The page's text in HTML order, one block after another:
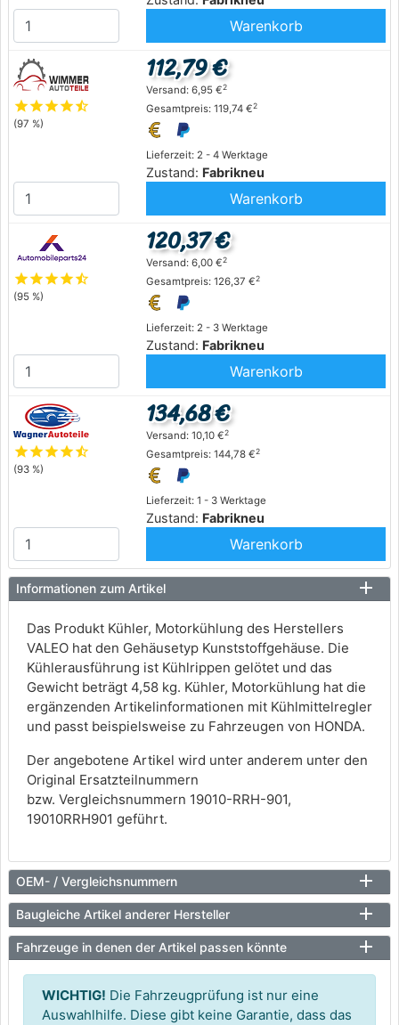
Warenkorb
starstarstarstarstar_half
(97 %)
Lieferzeit: 2 - 4 Werktage
Zustand: Fabrikneu
112,79 €
Versand: 6,95 €2
Gesamtpreis: 119,74 €2
Warenkorb
starstarstarstarstar_half
(95 %)
Lieferzeit: 2 - 3 Werktage
Zustand: Fabrikneu
120,37 €
Versand: 6,00 €2
Gesamtpreis: 126,37 €2
Warenkorb
starstarstarstarstar_half
(93 %)
Lieferzeit: 1 - 3 Werktage
Zustand: Fabrikneu
134,68 €
Versand: 10,10 €2
Gesamtpreis: 144,78 €2
Warenkorb
Informationen zum Artikel
Das Produkt Kühler, Motorkühlung des Herstellers
VALEO hat den Gehäusetyp Kunststoffgehäuse. Die
Kühlerausführung ist Kühlrippen gelötet und das
Gewicht beträgt 4,58 kg. Kühler, Motorkühlung hat die
ergänzenden Artikelinformationen mit Kühlmittelregler
und passt beispielsweise zu Fahrzeugen von HONDA.
Der angebotene Artikel wird unter anderem unter den
Original Ersatzteilnummern
bzw. Vergleichsnummern 19010-RRH-901,
19010RRH901 geführt.
OEM- / Vergleichsnummern
Baugleiche Artikel anderer Hersteller
Fahrzeuge in denen der Artikel passen könnte
WICHTIG! Die Fahrzeugprüfung ist nur eine
Auswahlhilfe. Diese gibt keine Garantie, dass das